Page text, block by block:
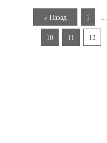
« Назад 1 …
10 11 12